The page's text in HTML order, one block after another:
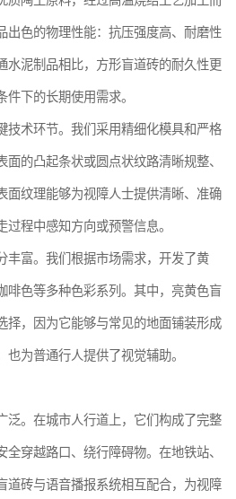
出色的物理性能：抗压强度高、耐磨性
水泥制品相比，方形盲道砖的耐久性更
下的长期使用需求。
技术环节。我们采用精细化模具和严格
的凸起条状或圆点状纹路清晰规整、
面纹理能够为视障人士提供清晰、准确
程中感知方向或预警信息。
丰富。我们根据市场需求，开发了黄
啡色等多种色彩系列。其中，亮黄色盲
择，因为它能够与常见的地面铺装形成
为普通行人提供了视觉辅助。
泛。在城市人行道上，它们构成了完整
穿越路口、绕行障碍物。在地铁站、
道砖与语音播报系统相互配合，为视障